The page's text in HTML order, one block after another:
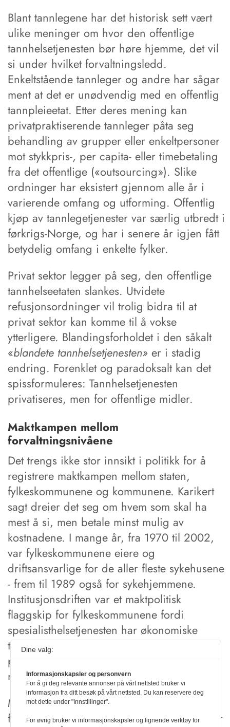
Blant tannlegene har det historisk sett vært
ulike meninger om hvor den offentlige
tannhelsetjenesten bør høre hjemme, det vil
si under hvilket forvaltningsledd.
Enkeltstående tannleger og andre har sågar
ment at det er unødvendig med en offentlig
tannpleieetat. Etter deres mening kan
privatpraktiserende tannleger påta seg
behandling av grupper eller enkeltpersoner
mot stykkpris-, per capita- eller timebetaling
fra det offentlige («outsourcing»). Slike
ordninger har eksistert gjennom alle år i
varierende omfang og utforming. Offentlig
kjøp av tannlegetjenester var særlig utbredt i
førkrigs-Norge, og har i senere år igjen fått
betydelig omfang i enkelte fylker.
Privat sektor legger på seg, den offentlige
tannhelseetaten slankes. Utvidete
refusjonsordninger vil trolig bidra til at
privat sektor kan komme til å vokse
ytterligere. Blandingsforholdet i den såkalt
«blandete tannhelsetjenesten» er i stadig
endring. Forenklet og paradoksalt kan det
spissformuleres: Tannhelsetjenesten
privatiseres, men for offentlige midler.
Maktkampen mellom
forvaltningsnivåene
Det trengs ikke stor innsikt i politikk for å
registrere maktkampen mellom staten,
fylkeskommunene og kommunene. Karikert
sagt dreier det seg om hvem som skal ha
mest å si, men betale minst mulig av
kostnadene. I mange år, fra 1970 til 2002,
var fylkeskommunene eiere og
driftsansvarlige for de aller fleste sykehusene
- frem til 1989 også for sykehjemmene.
Institusjonsdriften var et maktpolitisk
flaggskip for fylkeskommunene fordi
spesialisthelsetjenesten har økonomiske
tyngde og politisk prestisje. Om lag 60
prosent av fylkeskommunenes budsjetter
medgikk til sykehusdriften.
Men så fikk Stortinget nok av det
fylkekommunale styringssettet - i hvert fall for
Dine valg:
Informasjonskapsler og personvern
For å gi deg relevante annonser på vårt nettsted bruker vi
informasjon fra ditt besøk på vårt nettsted. Du kan reservere deg
mot dette under "Innstillinger".
For øvrig bruker vi informasjonskapsler og lignende verktøy for